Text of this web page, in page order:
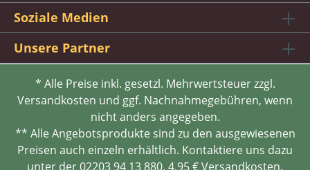
Soziale Medien
Unsere Partner
* Alle Preise inkl. gesetzl. Mehrwertsteuer zzgl.
Versandkosten und ggf. Nachnahmegebühren, wenn
nicht anders angegeben.
** Alle Angebotsprodukte sind zu den ausgewiesenen
Preisen auch einzeln erhältlich. Kontaktiere uns dazu
unter der 02203 94 13 880. 4,95 € Versandkosten.